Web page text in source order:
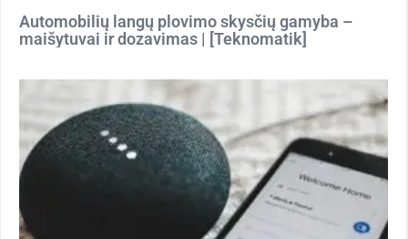
Automobilių langų plovimo skysčių gamyba –
maišytuvai ir dozavimas | [Teknomatik]